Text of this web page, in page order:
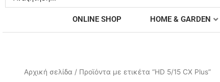
...
ONLINE SHOP HOME & GARDEN
Αρχική σελίδα / Προϊόντα με ετικέτα “HD 5/15 CX Plus”